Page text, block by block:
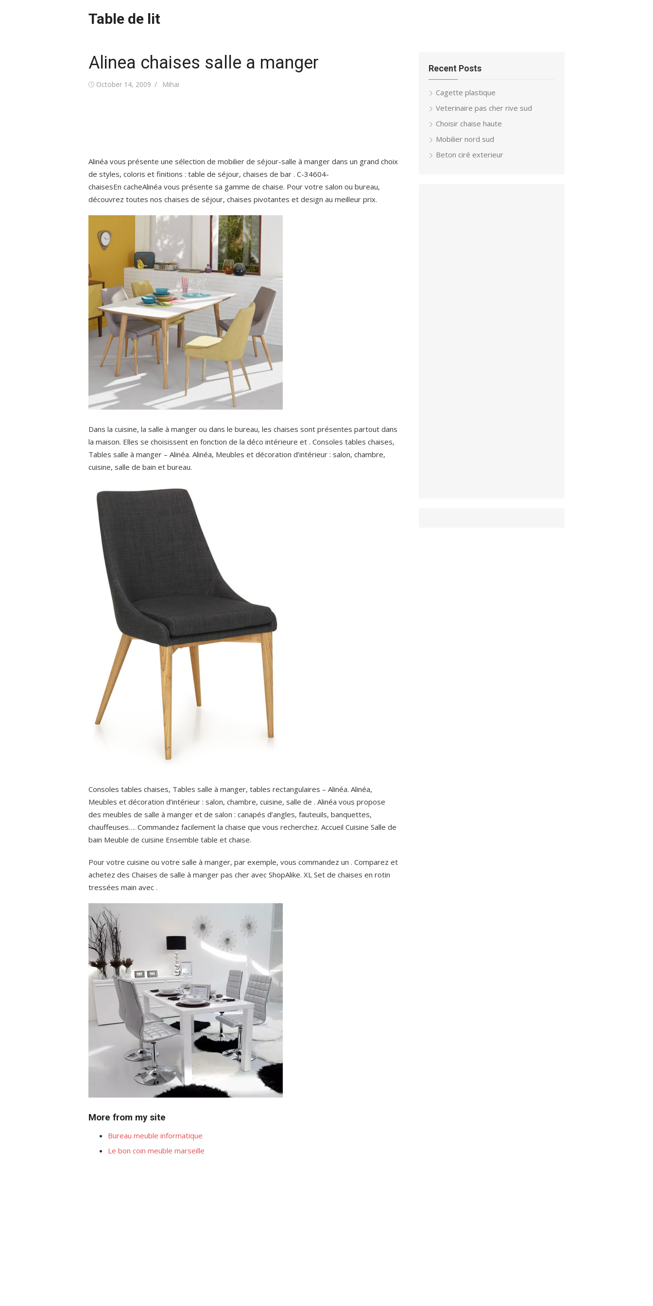
Table de lit
Alinea chaises salle a manger
Posted
October 14, 2009 Author
Mihai
Alinéa vous présente une sélection de mobilier de séjour-salle à manger dans un grand choix
de styles, coloris et finitions : table de séjour, chaises de bar . C-34604-
chaisesEn cacheAlinéa vous présente sa gamme de chaise. Pour votre salon ou bureau,
découvrez toutes nos chaises de séjour, chaises pivotantes et design au meilleur prix.
Dans la cuisine, la salle à manger ou dans le bureau, les chaises sont présentes partout dans
la maison. Elles se choisissent en fonction de la déco intérieure et . Consoles tables chaises,
Tables salle à manger – Alinéa. Alinéa, Meubles et décoration d’intérieur : salon, chambre,
cuisine, salle de bain et bureau.
Consoles tables chaises, Tables salle à manger, tables rectangulaires – Alinéa. Alinéa,
Meubles et décoration d’intérieur : salon, chambre, cuisine, salle de . Alinéa vous propose
des meubles de salle à manger et de salon : canapés d’angles, fauteuils, banquettes,
chauffeuses…. Commandez facilement la chaise que vous recherchez. Accueil Cuisine Salle de
bain Meuble de cuisine Ensemble table et chaise.
Pour votre cuisine ou votre salle à manger, par exemple, vous commandez un . Comparez et
achetez des Chaises de salle à manger pas cher avec ShopAlike. XL Set de chaises en rotin
tressées main avec .
More from my site
Bureau meuble informatique
Le bon coin meuble marseille
Recent Posts
Cagette plastique
Veterinaire pas cher rive sud
Choisir chaise haute
Mobilier nord sud
Beton ciré exterieur